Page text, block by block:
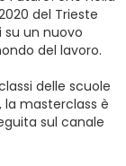
del Trieste
un nuovo
del lavoro.
delle scuole
masterclass è
sul canale